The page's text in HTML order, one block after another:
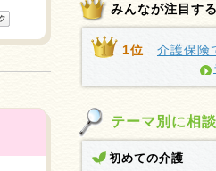
みんなが注目す
1位 介護保険
テーマ別に相
初めての介護